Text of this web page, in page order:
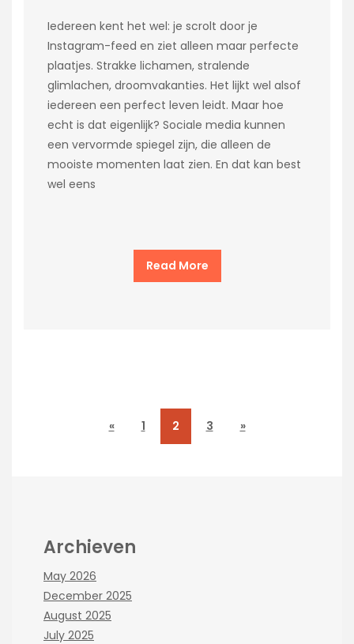
Iedereen kent het wel: je scrolt door je
Instagram-feed en ziet alleen maar perfecte
plaatjes. Strakke lichamen, stralende
glimlachen, droomvakanties. Het lijkt wel alsof
iedereen een perfect leven leidt. Maar hoe
echt is dat eigenlijk? Sociale media kunnen
een vervormde spiegel zijn, die alleen de
mooiste momenten laat zien. En dat kan best
wel eens
Read More
« 1 2 3 »
Archieven
May 2026
December 2025
August 2025
July 2025